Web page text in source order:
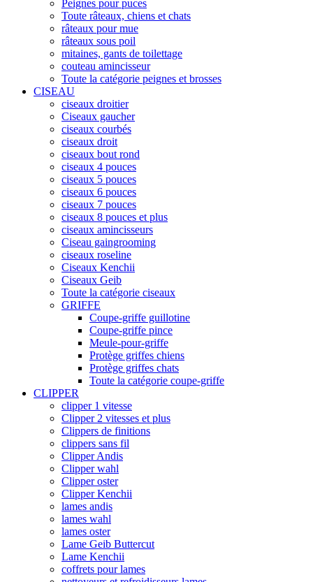
Peignes pour puces
Toute râteaux, chiens et chats
râteaux pour mue
râteaux sous poil
mitaines, gants de toilettage
couteau amincisseur
Toute la catégorie peignes et brosses
CISEAU
ciseaux droitier
Ciseaux gaucher
ciseaux courbés
ciseaux droit
ciseaux bout rond
ciseaux 4 pouces
ciseaux 5 pouces
ciseaux 6 pouces
ciseaux 7 pouces
ciseaux 8 pouces et plus
ciseaux amincisseurs
Ciseau gaingrooming
ciseaux roseline
Ciseaux Kenchii
Ciseaux Geib
Toute la catégorie ciseaux
GRIFFE
Coupe-griffe guillotine
Coupe-griffe pince
Meule-pour-griffe
Protège griffes chiens
Protège griffes chats
Toute la catégorie coupe-griffe
CLIPPER
clipper 1 vitesse
Clipper 2 vitesses et plus
Clippers de finitions
clippers sans fil
Clipper Andis
Clipper wahl
Clipper oster
Clipper Kenchii
lames andis
lames wahl
lames oster
Lame Geib Buttercut
Lame Kenchii
coffrets pour lames